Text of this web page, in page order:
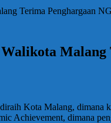
Terima Penghargaan
Malang
Kota Malang,
Achievement, dimana